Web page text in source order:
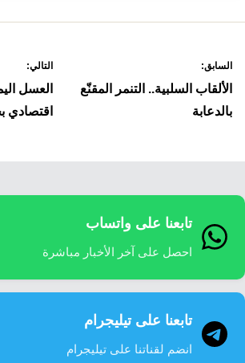
المقالات
السابق:
الألقاب السلبية.. التنمر المقنّع
بالدعابة
التالي:
العسل
اقتصادي
تابعنا على واتساب
احصل على آخر الأخبار مباشرة
تابعنا على تيليجرام
انضم لقناتنا على تيليجرام